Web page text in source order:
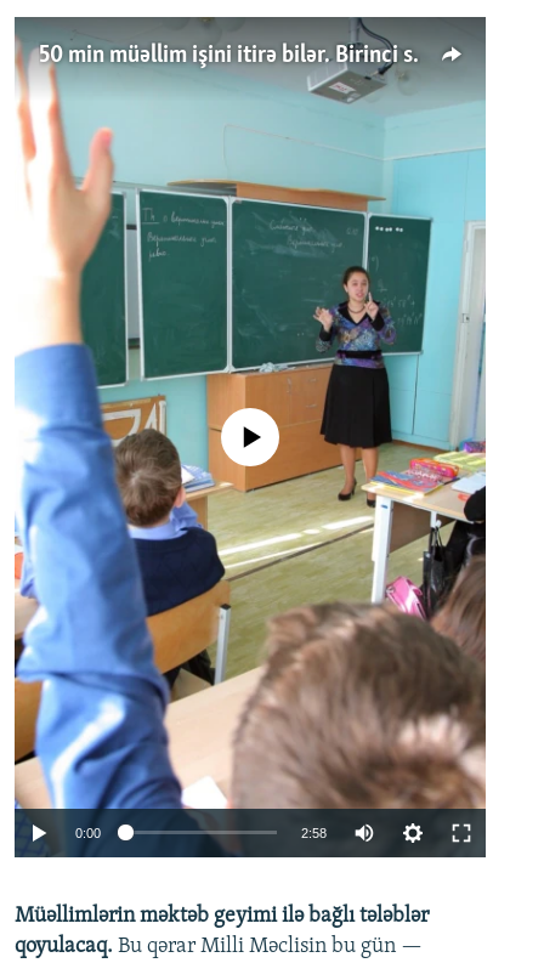
50 min müəllim işini itirə bilər. Birinci sinfə gedənlər azalır
No media source currently available
0:00 2:58
360p
480p
Müəllimlərin məktəb geyimi ilə bağlı tələblər
qoyulacaq. Bu qərar Milli Məclisin bu gün —